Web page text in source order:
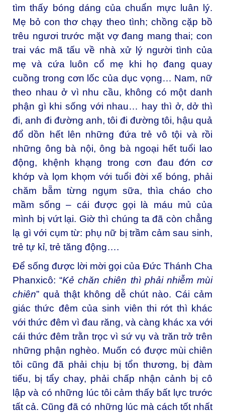
tìm thấy bóng dáng của chuẩn mực luân lý.
Mẹ bỏ con thơ chạy theo tình; chồng cặp bồ
trêu ngươi trước mặt vợ đang mang thai; con
trai vác mã tấu về nhà xử lý người tình của
mẹ và cứa luôn cổ mẹ khi họ đang quay
cuồng trong cơn lốc của dục vọng… Nam, nữ
theo nhau ở vì nhu cầu, không có một danh
phận gì khi sống với nhau… hay thì ở, dở thì
đi, anh đi đường anh, tôi đi đường tôi, hậu quả
đổ dồn hết lên những đứa trẻ vô tội và rồi
những ông bà nội, ông bà ngoại hết tuổi lao
động, khệnh khạng trong cơn đau đớn cơ
khớp và lọm khọm với tuổi đời xế bóng, phải
chăm bẵm từng ngụm sữa, thìa cháo cho
mầm sống – cái được gọi là máu mủ của
mình bị vứt lại. Giờ thì chúng ta đã còn chẳng
lạ gì với cụm từ: phụ nữ bị trầm cảm sau sinh,
trẻ tự kỉ, trẻ tăng động….
Để sống được lời mời gọi của Đức Thánh Cha
Phanxicô: “Kẻ chăn chiên thì phải nhiễm mùi
chiên” quả thật không dễ chút nào. Cái cảm
giác thức đêm của sinh viên thi rớt thì khác
với thức đêm vì đau răng, và càng khác xa với
cái thức đêm trằn trọc vì sứ vụ và trăn trở trên
những phận nghèo. Muốn có được mùi chiên
tôi cũng đã phải chịu bị tổn thương, bị đàm
tiếu, bị tẩy chay, phải chấp nhận cảnh bị cô
lập và có những lúc tôi cảm thấy bất lực trước
tất cả. Cũng đã có những lúc mà cách tốt nhất